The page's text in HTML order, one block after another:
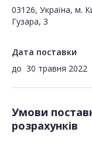
03126, Україна, м.
Гузара, 3
Дата поставки
до 30 травня 2022
Умови
розрахунків